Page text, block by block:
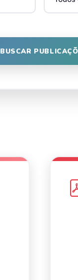
BUSCAR